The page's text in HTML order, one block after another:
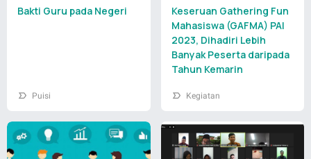
Bakti Guru pada Negeri
Puisi
Keseruan Gathering Fun
Mahasiswa (GAFMA) PAI
2023, Dihadiri Lebih
Banyak Peserta daripada
Tahun Kemarin
Kegiatan